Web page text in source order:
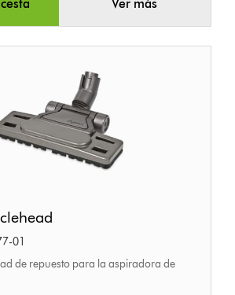
Ver más
01
de repuesto para la aspiradora de